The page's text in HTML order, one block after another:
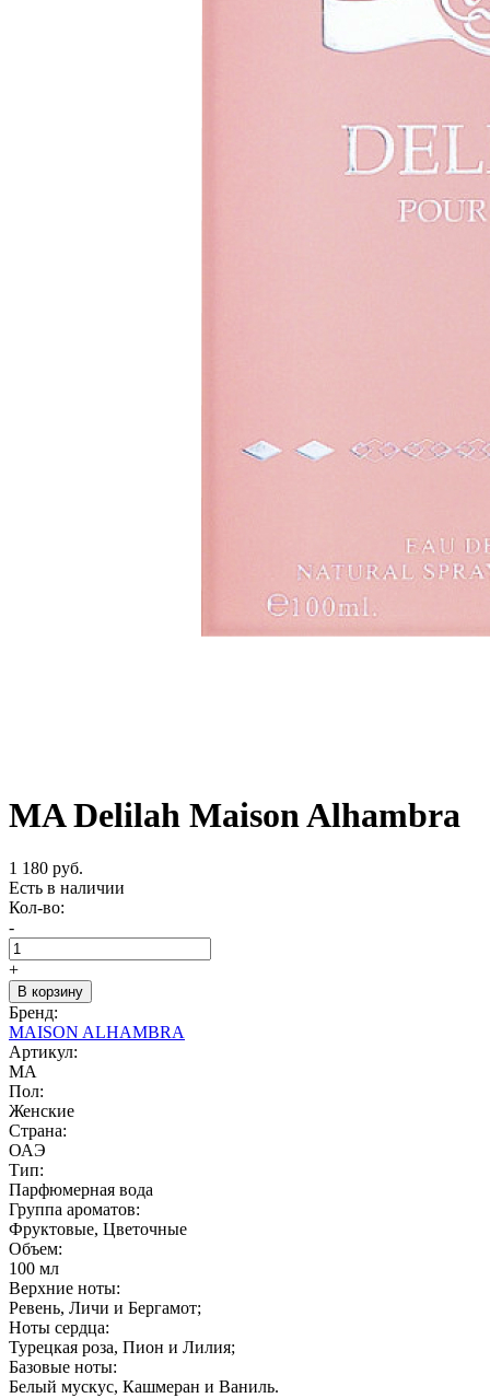
MA Delilah Maison Alhambra
1 180 руб.
Есть в наличии
Кол-во:
-
+
В корзину
Бренд:
MAISON ALHAMBRA
Артикул:
MA
Пол:
Женские
Страна:
ОАЭ
Тип:
Парфюмерная вода
Группа ароматов:
Фруктовые, Цветочные
Объем:
100 мл
Верхние ноты:
Ревень, Личи и Бергамот;
Ноты сердца:
Турецкая роза, Пион и Лилия;
Базовые ноты:
Белый мускус, Кашмеран и Ваниль.